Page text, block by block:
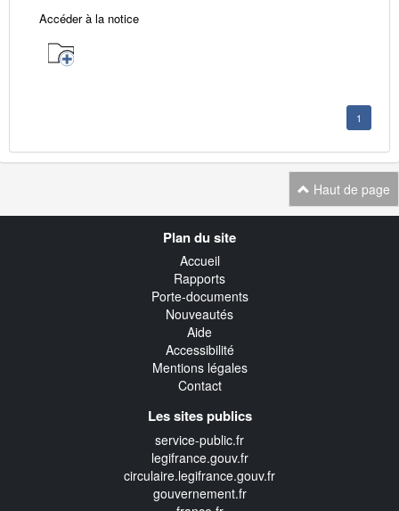
Accéder à la notice
1
Haut de page
Plan du site
Accueil
Rapports
Porte-documents
Nouveautés
Aide
Accessibilité
Mentions légales
Contact
Les sites publics
service-public.fr
legifrance.gouv.fr
circulaire.legifrance.gouv.fr
gouvernement.fr